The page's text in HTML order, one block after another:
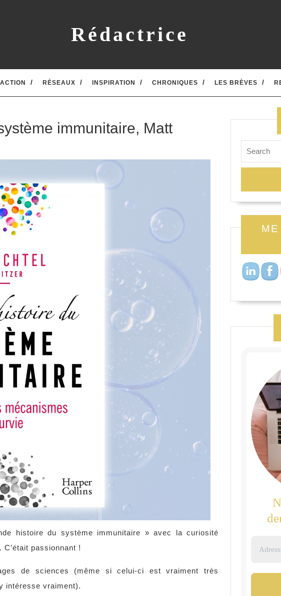
Rédactrice
RÉSEAUX INSPIRATION CHRONIQUES LES BRÈVES
immunitaire, Matt
histoire du système immunitaire » avec la curiosité
C’était passionnant !
de sciences (même si celui-ci est vraiment très
intéresse vraiment).
for: